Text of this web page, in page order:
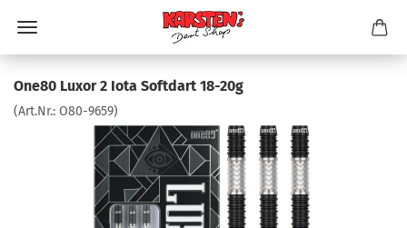
One80 Luxor 2 Iota Softdart 18-20g
(Art.Nr.: O80-9659)